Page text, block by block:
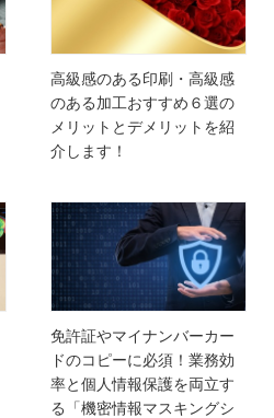
高級感のある印刷・高級感
のある加工おすすめ６選の
メリットとデメリットを紹
介します！
免許証やマイナンバーカー
ドのコピーに必須！業務効
率と個人情報保護を両立す
る「機密情報マスキングシ